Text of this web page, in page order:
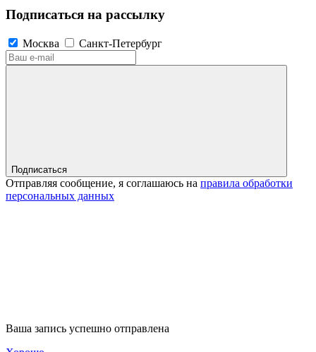
Подписаться на рассылку
Москва Санкт-Петербург
Подписаться
Отправляя сообщение, я соглашаюсь на правила обработки
персональных данных
Ваша запись успешно отправлена